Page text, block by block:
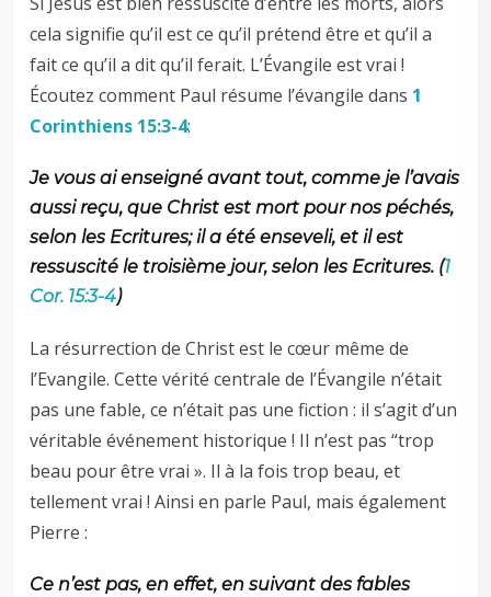
cela signifie qu’il est ce qu’il prétend être et qu’il a
fait ce qu’il a dit qu’il ferait. L’Évangile est vrai !
Écoutez comment Paul résume l’évangile dans 1
Corinthiens 15:3-4:
Je vous ai enseigné avant tout, comme je l’avais
aussi reçu, que Christ est mort pour nos péchés,
selon les Ecritures; il a été enseveli, etil est
ressuscité le troisième jour, selon les Ecritures. (1
Cor. 15:3-4)
La résurrection de Christ est le cœur même de
l’Evangile. Cette vérité centrale de l’Évangile n’était
pas une fable, ce n’était pas une fiction : il s’agit d’un
véritable événement historique ! Il n’est pas “trop
beau pour être vrai ». Il à la fois trop beau, et
tellement vrai ! Ainsi en parle Paul, mais également
Pierre :
Ce n’est pas, en effet, en suivant des fables